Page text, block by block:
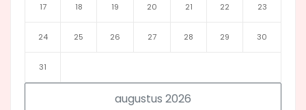
augustus 2026
17 18 19 20 21 22 23
24 25 26 27 28 29 30
31